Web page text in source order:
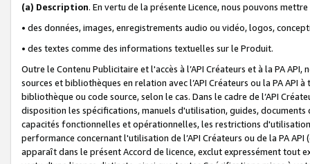
(a) Description. En vertu de la présente Licence, nous pouvons
• des données, images, enregistrements audio ou vidéo, logos,
• des textes comme des informations textuelles sur le Produit.
Outre le Contenu Publicitaire et l'accès à l’API Créateurs et à la PA
sources et bibliothèques en relation avec l’API Créateurs ou la PA
bibliothèque ou code source, selon le cas. Dans le cadre de l’API
disposition les spécifications, manuels d'utilisation, guides,
capacités fonctionnelles et opérationnelles, les restrictions
performance concernant l'utilisation de l’API Créateurs ou de la PA
apparaît dans le présent Accord de licence, exclut expressément tout